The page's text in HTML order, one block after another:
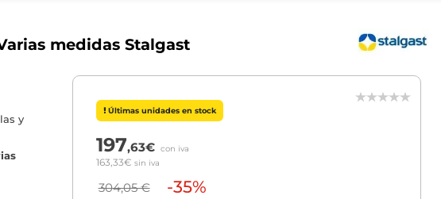
medidas Stalgast
y
Últimas unidades en stock
197,63€ con iva
163,33€ sin iva
304,05 € -35%